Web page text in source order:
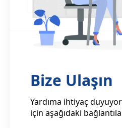
Bize Ulaşın
Yardıma ihtiyaç
için aşağıdaki